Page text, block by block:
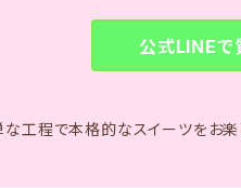
公式LINEで
単な工程で本格的なスイーツをお